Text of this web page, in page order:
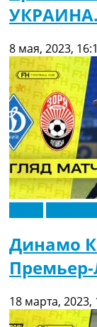
8 мая, 2023,
Динамо
18 марта, 2023,